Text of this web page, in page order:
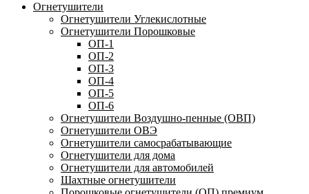
Огнетушители
Огнетушители Углекислотные
Огнетушители Порошковые
ОП-1
ОП-2
ОП-3
ОП-4
ОП-5
ОП-6
Огнетушители Воздушно-пенные (ОВП)
Огнетушители ОВЭ
Огнетушители самосрабатывающие
Огнетушители для дома
Огнетушители для автомобилей
Шахтные огнетушители